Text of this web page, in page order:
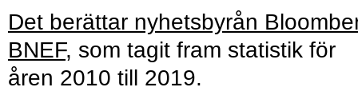
Det berättar nyhetsbyrån
BNEF, som tagit fram statistik för
åren 2010 till 2019.